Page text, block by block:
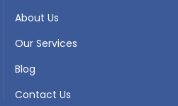
About Us
Our Services
Blog
Contact Us